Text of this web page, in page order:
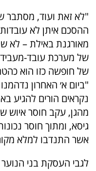
"לא זאת ועוד, מסתבר
ההסכם איתן לא
מאורגנת באילת – לא
של מערכת עובד-מעביד,
של חופשה כזו הוא
"ביום א׳ האחרון
נקראים הורים להגיע
מהגן, עקב חוסר איוש
גיסא, ומתוך חוסר
אשר התנדבו למלא
לגבי העסקת בני